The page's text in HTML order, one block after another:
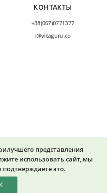
КОНТАКТЫ
+38(067)0771377
i@vitaguru.co
Все права защищены.
представления
использовать сайт, мы
это.